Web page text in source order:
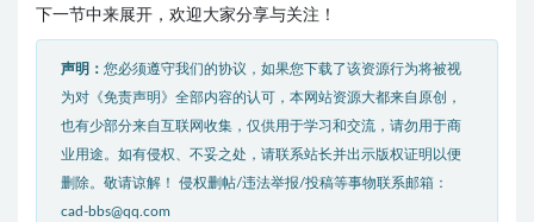
下一节中来展开，欢迎大家分享与关注！
声明： 您必须遵守我们的协议，如果您下载了该资源行为将被视
为对《免责声明》全部内容的认可，本网站资源大都来自原创，
也有少部分来自互联网收集，仅供用于学习和交流，请勿用于商
业用途。如有侵权、不妥之处，请联系站长并出示版权证明以便
删除。敬请谅解！ 侵权删帖/违法举报/投稿等事物联系邮箱：
cad-bbs@qq.com